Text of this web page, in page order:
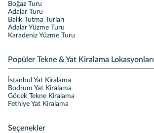
Boğaz Turu
Adalar Turu
Balık Tutma Turları
Adalar Yüzme Turu
Karadeniz Yüzme Turu
Popüler Tekne & Yat Kiralama Lokasyonları
İstanbul Yat Kiralama
Bodrum Yat Kiralama
Göcek Tekne Kiralama
Fethiye Yat Kiralama
Seçenekler